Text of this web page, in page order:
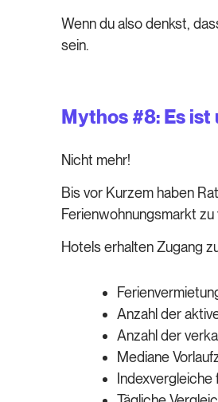
Wenn du also denkst,
sein.
Mythos #8: Es
Nicht mehr!
Bis vor Kurzem haben
Ferienwohnungsmarkt
Hotels erhalten Zugang
Anzahl der
Anzahl der
Mediane
Indexvergleiche